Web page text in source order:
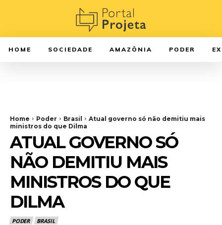
HOME SOCIEDADE AMAZÔNIA PODER
Home Poder Brasil
Atual governo só não demitiu mais
ministros do que Dilma
ATUAL GOVERNO SÓ
NÃO DEMITIU MAIS
MINISTROS DO QUE
DILMA
PODER BRASIL